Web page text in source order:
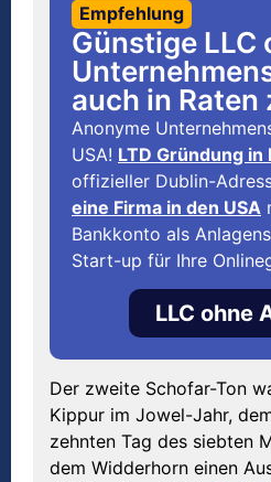
Empfehlung
Günstige LLC
auch in Raten
Anonyme
USA! LTD Gründung in
offizieller Dublin-
eine Firma in den USA
Bankkonto als
Start-up für Ihre
LLC ohne
Der zweite Schofar-Ton
Kippur im Jowel-Jahr,
zehnten Tag des siebten
dem Widderhorn einen